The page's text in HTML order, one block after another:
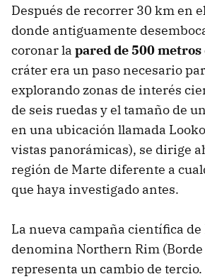
Después de recorrer 30 km en
donde antiguamente
coronar la pared de 500
cráter era un paso necesario
explorando zonas de interés
de seis ruedas y el tamaño de
en una ubicación llamada
vistas panorámicas), se dirige
región de Marte diferente a
que haya investigado antes.
La nueva campaña científica de
denomina Northern Rim
representa un cambio de